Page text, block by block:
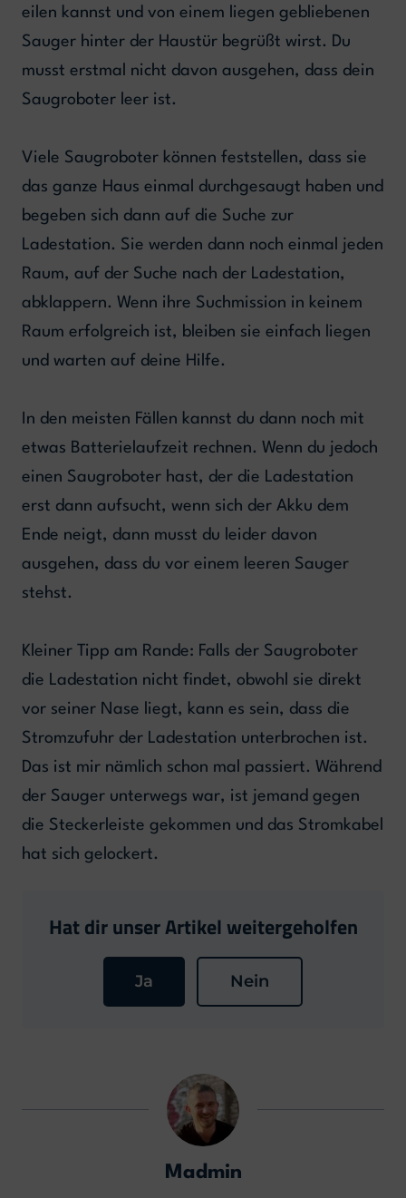
eilen kannst und von einem liegen gebliebenen
Sauger hinter der Haustür begrüßt wirst. Du
musst erstmal nicht davon ausgehen, dass dein
Saugroboter leer ist.
Viele Saugroboter können feststellen, dass sie
das ganze Haus einmal durchgesaugt haben und
begeben sich dann auf die Suche zur
Ladestation. Sie werden dann noch einmal jeden
Raum, auf der Suche nach der Ladestation,
abklappern. Wenn ihre Suchmission in keinem
Raum erfolgreich ist, bleiben sie einfach liegen
und warten auf deine Hilfe.
In den meisten Fällen kannst du dann noch mit
etwas Batterielaufzeit rechnen. Wenn du jedoch
einen Saugroboter hast, der die Ladestation
erst dann aufsucht, wenn sich der Akku dem
Ende neigt, dann musst du leider davon
ausgehen, dass du vor einem leeren Sauger
stehst.
Kleiner Tipp am Rande: Falls der Saugroboter
die Ladestation nicht findet, obwohl sie direkt
vor seiner Nase liegt, kann es sein, dass die
Stromzufuhr der Ladestation unterbrochen ist.
Das ist mir nämlich schon mal passiert. Während
der Sauger unterwegs war, ist jemand gegen
die Steckerleiste gekommen und das Stromkabel
hat sich gelockert.
Hat dir unser Artikel weitergeholfen
Ja Nein
Madmin